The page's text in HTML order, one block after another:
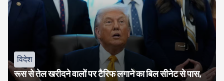
विदेश
रूस से तेल खरीदने वालों पर टैरिफ लगाने का बिल सीनेट से पास,